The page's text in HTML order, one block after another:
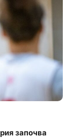
започва